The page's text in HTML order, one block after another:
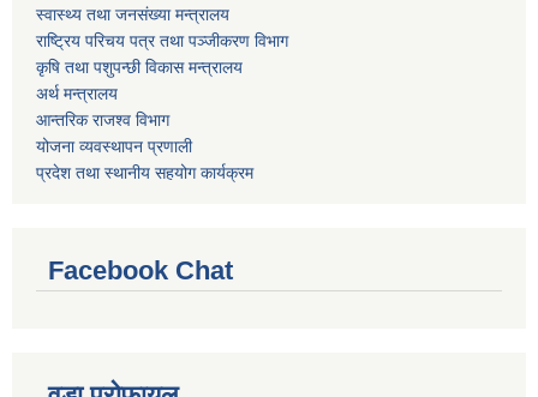
स्वास्थ्य तथा जनसंख्या मन्त्रालय
राष्ट्रिय परिचय पत्र तथा पञ्जीकरण विभाग
कृषि तथा पशुपन्छी विकास मन्त्रालय
अर्थ मन्त्रालय
आन्तरिक राजश्व विभाग
योजना व्यवस्थापन प्रणाली
प्रदेश तथा स्थानीय सहयोग कार्यक्रम
Facebook Chat